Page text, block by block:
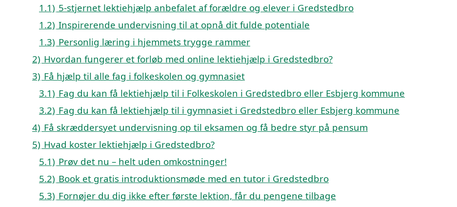
1.1) 5-stjernet lektiehjælp anbefalet af forældre og elever i Gredstedbro
1.2) Inspirerende undervisning til at opnå dit fulde potentiale
1.3) Personlig læring i hjemmets trygge rammer
2) Hvordan fungerer et forløb med online lektiehjælp i Gredstedbro?
3) Få hjælp til alle fag i folkeskolen og gymnasiet
3.1) Fag du kan få lektiehjælp til i Folkeskolen i Gredstedbro eller Esbjerg kommune
3.2) Fag du kan få lektiehjælp til i gymnasiet i Gredstedbro eller Esbjerg kommune
4) Få skræddersyet undervisning op til eksamen og få bedre styr på pensum
5) Hvad koster lektiehjælp i Gredstedbro?
5.1) Prøv det nu – helt uden omkostninger!
5.2) Book et gratis introduktionsmøde med en tutor i Gredstedbro
5.3) Fornøjer du dig ikke efter første lektion, får du pengene tilbage